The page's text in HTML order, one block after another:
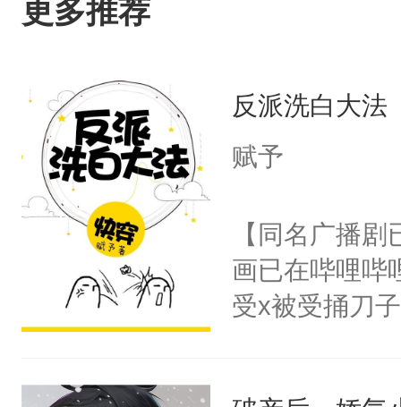
更多推荐
反派洗白大法
赋予
【同名广播
画已在哔哩哔
受x被受捅刀